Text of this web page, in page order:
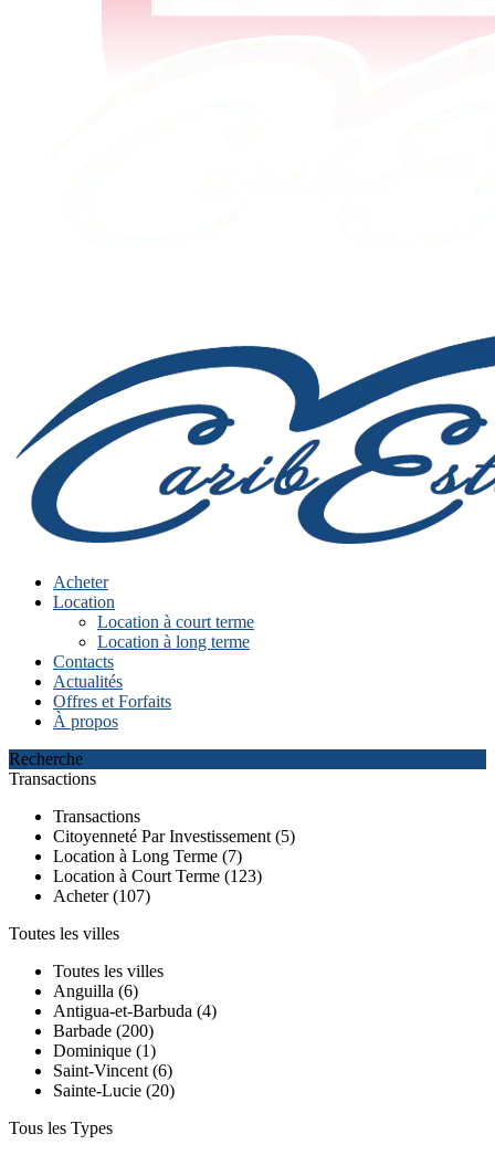
Acheter
Location
Location à court terme
Location à long terme
Contacts
Actualités
Offres et Forfaits
À propos
Recherche
Transactions
Transactions
Сitoyenneté Par Investissement (5)
Location à Long Terme (7)
Location à Court Terme (123)
Acheter (107)
Toutes les villes
Toutes les villes
Anguilla (6)
Antigua-et-Barbuda (4)
Barbade (200)
Dominique (1)
Saint-Vincent (6)
Sainte-Lucie (20)
Tous les Types